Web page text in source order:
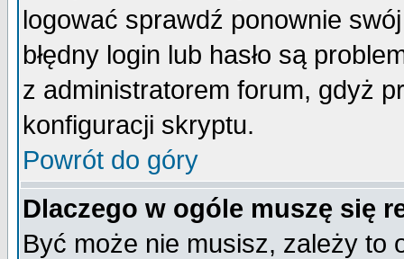
logować sprawdź ponownie
błędny login lub hasło są
z administratorem forum, gdyż
konfiguracji skryptu.
Powrót do góry
Dlaczego w ogóle muszę się
Być może nie musisz, zależy to